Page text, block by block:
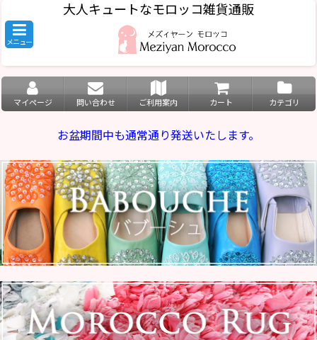
大人キュートなモロッコ雑貨通販
メニュー
マイページ 問い合わせ ご利用案内 カート カテゴリ
お盆期間中も通常通り発送いたします。